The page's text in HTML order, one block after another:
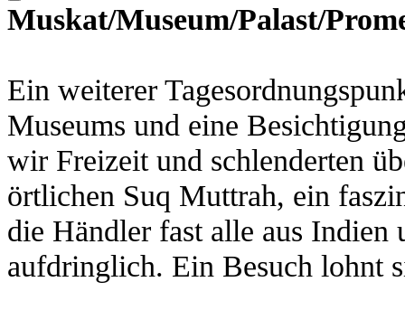
Muskat/Museum/Palast/
Ein weiterer
Museums und eine
wir Freizeit und schlenderten
örtlichen Suq Muttrah, ein
die Händler fast alle aus Indien
aufdringlich. Ein Besuch lohnt